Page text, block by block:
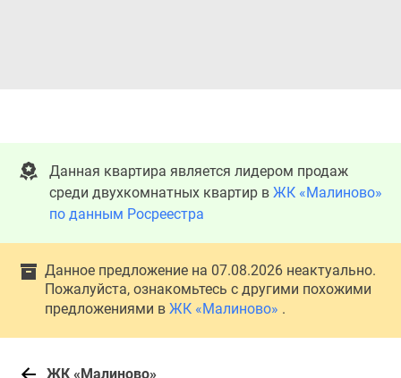
Данная квартира является лидером продаж
среди двухкомнатных квартир в ЖК «Малиново»
по данным Росреестра
Данное предложение на 07.08.2026 неактуально.
Пожалуйста, ознакомьтесь с другими похожими
предложениями в ЖК «Малиново» .
ЖК «Малиново»